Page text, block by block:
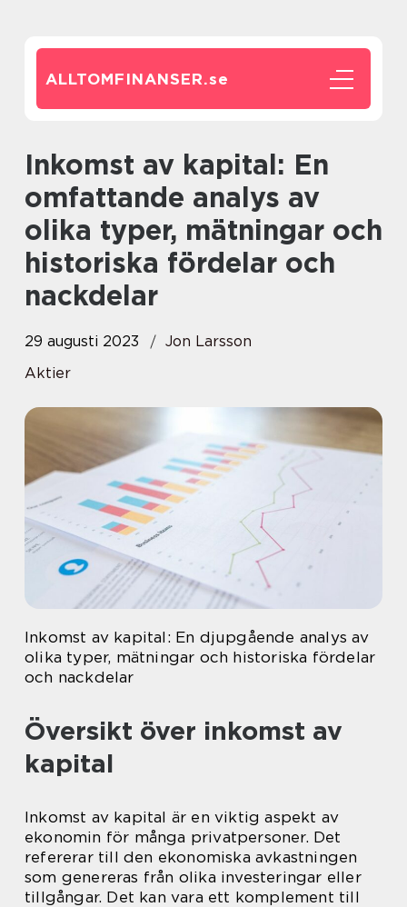
ALLTOMFINANSER.se
Inkomst av kapital: En
omfattande analys av
olika typer, mätningar och
historiska fördelar och
nackdelar
29 augusti 2023
Jon Larsson
Aktier
Inkomst av kapital: En djupgående analys av
olika typer, mätningar och historiska fördelar
och nackdelar
Översikt över inkomst av
kapital
Inkomst av kapital är en viktig aspekt av
ekonomin för många privatpersoner. Det
refererar till den ekonomiska avkastningen
som genereras från olika investeringar eller
tillgångar. Det kan vara ett komplement till